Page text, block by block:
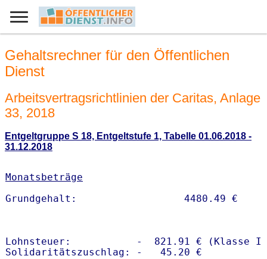
Gehaltsrechner für den Öffentlichen
Dienst
Arbeitsvertragsrichtlinien der Caritas, Anlage
33, 2018
Entgeltgruppe S 18, Entgeltstufe 1, Tabelle 01.06.2018 -
31.12.2018
Monatsbeträge
Lohnsteuer:           -  821.91 € (Klasse I)
Solidaritätszuschlag: -   45.20 €